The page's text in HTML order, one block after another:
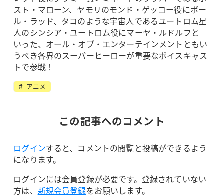
スト・マローン、ヤモリのモンド・ゲッコー役にポー
ル・ラッド、タコのような宇宙人であるユートロム星
人のシンシア・ユートロム役にマーヤ・ルドルフと
いった、オール・オブ・エンターテインメントともい
うべき各界のスーパーヒーローが重要なボイスキャス
トで参戦！
アニメ
この記事へのコメント
ログインすると、コメントの閲覧と投稿ができるよう
になります。
ログインには会員登録が必要です。登録されていない
方は、 新規会員登録をお願いします。